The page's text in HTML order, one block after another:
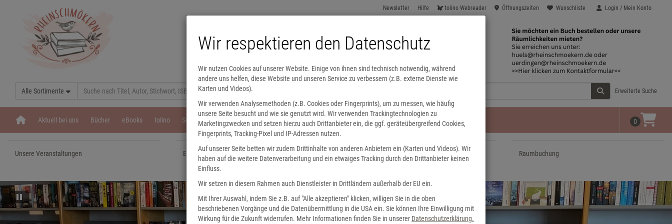
Wir respektieren den Datenschutz
Wir nutzen Cookies auf unserer Website. Einige von ihnen sind technisch notwendig, während
andere uns helfen, diese Website und unseren Service zu verbessern (z.B. externe Dienste wie
Karten und Videos).
Wir verwenden Analysemethoden (z.B. Cookies oder Fingerprints), um zu messen, wie häufig
unsere Seite besucht und wie sie genutzt wird. Wir verwenden Trackingtechnologien zu
Marketingzwecken und setzen hierzu auch Drittanbieter ein, die ggf. geräteübergreifend Cookies,
Fingerprints, Tracking-Pixel und IP-Adressen nutzen.
Auf unserer Seite betten wir zudem Drittinhalte von anderen Anbietern ein (Karten und Videos). Wir
haben auf die weitere Datenverarbeitung und ein etwaiges Tracking durch den Drittanbieter keinen
Einfluss.
Wir setzen in diesem Rahmen auch Dienstleister in Drittländern außerhalb der EU ein.
Mit Ihrer Auswahl, indem Sie z.B. auf "Alle akzeptieren" klicken, willigen Sie in die oben
beschriebenen Vorgänge und die Datenübermittlung in die USA ein. Sie können Ihre Einwilligung mit
Wirkung für die Zukunft widerrufen. Mehr Informationen finden Sie in unserer Datenschutzerklärung.
Newsletter Hilfe tolino Webreader Öffnungszeiten Wunschliste Login / Mein Konto
Alle Sortimente Erweiterte Suche
Aktuell bei uns Bücher eBooks tolino Schulbücher Lesesommer Internationale Bücher Hörbücher Alle Kategorien 0
Unsere Veranstaltungen Eine Nacht in der Buchhandlung Kindergeburtstag Raumbuchung